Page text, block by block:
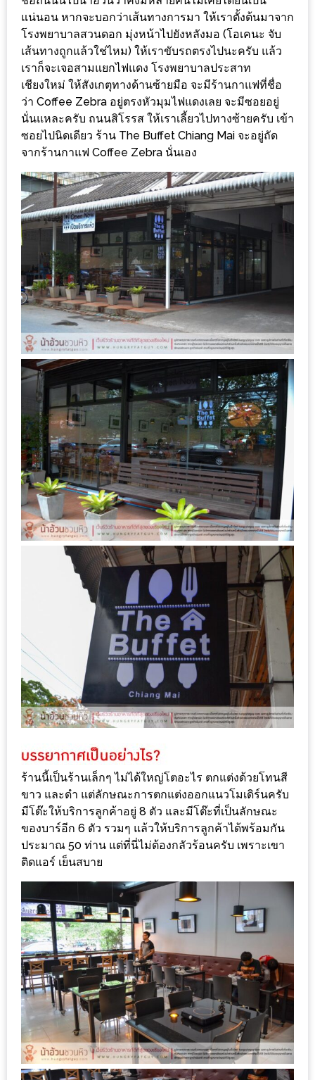
CHECKOUT
–
บาร์บีคิว
สาว
เหนือ
กับ
สลัด
หนุ่ม
บ้านนา
เมนู
เด็ด
จาก
ANNA
FARM
ที่
เอาชนะ
กรรมการ
จาก
DISH
EVENT
ที่
ต้อง
ห้าม
พลาด
สำหรับ
หนาว
PING
FAI
FESTIVAL
–
ช็อป
ฟิน
กิน
เพลิน
HFG
E-
NEWS
GAME
(SABAI
SEAFOOD)
HOMEPRO
FAIR
2017
เชียงใหม่
แน่นอน หากจะบอกว่าเส้นทางการมา ให้เราตั้งต้นมาจาก
โรงพยาบาลสวนดอก มุ่งหน้าไปยังหลังมอ (โอเคนะ จับ
เส้นทางถูกแล้วใช่ไหม) ให้เราขับรถตรงไปนะครับ แล้ว
เราก็จะเจอสามแยกไฟแดง โรงพยาบาลประสาท
เชียงใหม่ ให้สังเกตุทางด้านซ้ายมือ จะมีร้านกาแฟที่ชื่อ
ว่า Coffee Zebra อยู่ตรงหัวมุมไฟแดงเลย จะมีซอยอยู่
นั่นแหละครับ ถนนสิโรรส ให้เราเลี้ยวไปทางซ้ายครับ เข้า
ซอยไปนิดเดียว ร้าน The Buffet Chiang Mai จะอยู่ถัด
จากร้านกาแฟ Coffee Zebra นั่นเอง
ร้านนี้เป็นร้านเล็กๆ ไม่ได้ใหญ่โตอะไร ตกแต่งด้วยโทนสี
ขาว และดำ แต่ลักษณะการตกแต่งออกแนวโมเดิร์นครับ
มีโต๊ะให้บริการลูกค้าอยู่ 8 ตัว และมีโต๊ะที่เป็นลักษณะ
ของบาร์อีก 6 ตัว รวมๆ แล้วให้บริการลูกค้าได้พร้อมกัน
ประมาณ 50 ท่าน แต่ที่นี่ไม่ต้องกลัวร้อนครับ เพราะเขา
ติดแอร์ เย็นสบาย